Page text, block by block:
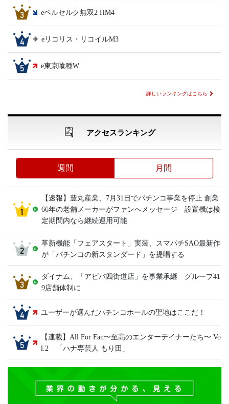
eベルセルク無双2 HM4
eリコリス・リコイルM3
e東京喰種W
詳しいランキングはこちら
アクセスランキング
週間 月間
【速報】豊丸産業、7月31日でパチンコ事業を停止 創業
66年の老舗メーカーがファンへメッセージ 設置機は検
定期間内なら継続運用可能
革新機能「フェアスタート」実装、スマパチSAO最新作
が「パチンコの新スタンダード」を提唱する
ダイナム、「アビバ四街道店」を事業承継 グループ41
9店舗体制に
ユーザーが選んだパチンコホールの聖地はここだ！
【連載】All For Fan〜至高のエンターテイナーたち〜 Vo
l.2 「ハナ専芸人 もり田」